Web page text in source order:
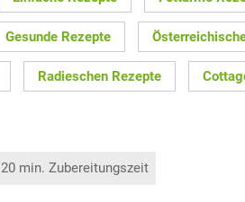
Gesunde Rezepte
Radieschen Rezepte
20 min. Zubereitungszeit